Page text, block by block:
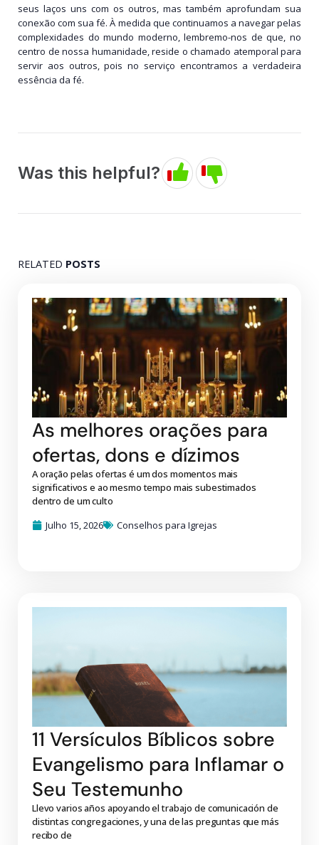
seus laços uns com os outros, mas também aprofundam sua
conexão com sua fé. À medida que continuamos a navegar pelas
complexidades do mundo moderno, lembremo-nos de que, no
centro de nossa humanidade, reside o chamado atemporal para
servir aos outros, pois no serviço encontramos a verdadeira
essência da fé.
Was this helpful?
RELATED POSTS
As melhores orações para
ofertas, dons e dízimos
A oração pelas ofertas é um dos momentos mais
significativos e ao mesmo tempo mais subestimados
dentro de um culto
Julho 15, 2026
Conselhos para Igrejas
11 Versículos Bíblicos sobre
Evangelismo para Inflamar o
Seu Testemunho
Llevo varios años apoyando el trabajo de comunicación de
distintas congregaciones, y una de las preguntas que más
recibo de